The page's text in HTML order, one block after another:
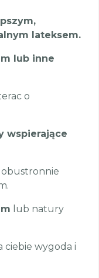
lateksem.
lub inne
o
wspierające
obustronnie
lub natury
ciebie wygoda i